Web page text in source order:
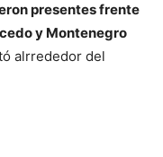
presentes frente
y Montenegro
alrrededor del